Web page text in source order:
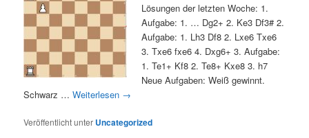
Lösungen der letzten Woche: 1.
Aufgabe: 1. … Dg2+ 2. Ke3 Df3# 2.
Aufgabe: 1. Lh3 Df8 2. Lxe6 Txe6
3. Txe6 fxe6 4. Dxg6+ 3. Aufgabe:
1. Te1+ Kf8 2. Te8+ Kxe8 3. h7
Neue Aufgaben: Weiß gewinnt.
Schwarz …Weiterlesen →
Veröffentlicht unter Uncategorized